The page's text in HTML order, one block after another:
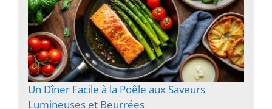
Un Dîner Facile à la Poêle aux Saveurs
Lumineuses et Beurrées